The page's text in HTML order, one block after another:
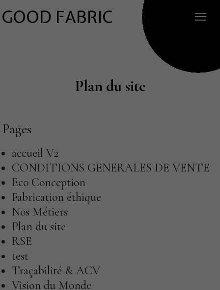
GOOD FABRIC
Plan du site
Pages
accueil V2
CONDITIONS GENERALES DE VENTE
Eco Conception
Fabrication éthique
Nos Métiers
Plan du site
RSE
test
Traçabilité & ACV
Vision du Monde